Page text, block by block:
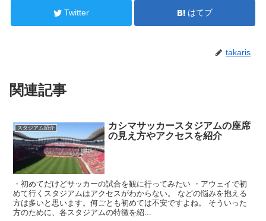
Twitter はてブ
takaris
関連記事
スタジアム紹介
カシマサッカースタジアムの座席
の見え方やアクセスを紹介
・初めてだけどサッカーの試合を観に行ってみたい ・アウェイで初
めて行くスタジアムはアクセスがわからない。 などの悩みを抱える
方は多いと思います。何ごとも初めては不安ですよね。 そういった
方のために、各スタジアムの特徴を紹...